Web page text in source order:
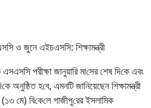
পরীক্ষা জানুয়ারি মা‌সের শে‌ষ ‌দি‌কে এবং
অন‌ুষ্ঠিত হ‌বে, এমনটি জানিয়েছেন শিক্ষামন্ত্রী
মে) বি‌কে‌লে গাজীপু‌রের ইসলা‌মিক